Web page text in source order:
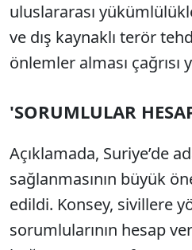
uluslararası
ve dış kaynaklı terör
önlemler alması çağrısı
'SORUMLULAR
Açıklamada, Suriye’de
sağlanmasının büyük
edildi. Konsey, sivillere
sorumlularının hesap